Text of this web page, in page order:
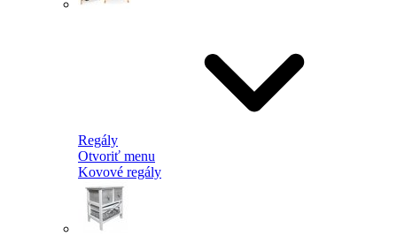
Regály
Otvoriť menu
Kovové regály